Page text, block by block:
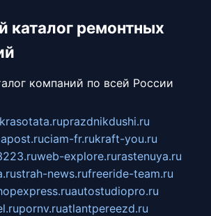
каталог ремонтных
компаний по всей России
krasotata.ruprazdnikdushi.ru
ciam-fr.rukraft-you.ru
web-explore.rurastenuya.ru
strah-news.rufreeride-team.ru
autostudiopro.ru
pornv.ruatlantpereezd.ru